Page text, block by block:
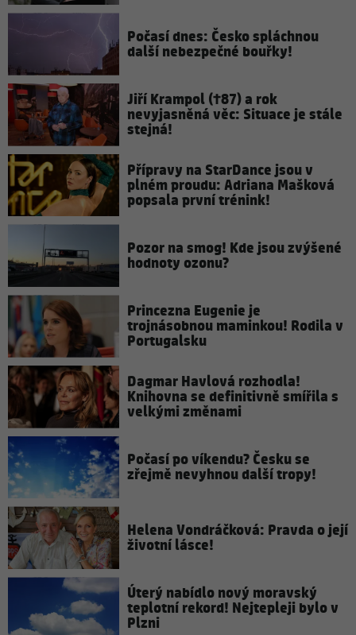
Počasí dnes: Česko spláchnou
další nebezpečné bouřky!
Jiří Krampol (†87) a rok
nevyjasněná věc: Situace je stále
stejná!
Přípravy na StarDance jsou v
plném proudu: Adriana Mašková
popsala první trénink!
Pozor na smog! Kde jsou zvýšené
hodnoty ozonu?
Princezna Eugenie je
trojnásobnou maminkou! Rodila v
Portugalsku
Dagmar Havlová rozhodla!
Knihovna se definitivně smířila s
velkými změnami
Počasí po víkendu? Česku se
zřejmě nevyhnou další tropy!
Helena Vondráčková: Pravda o její
životní lásce!
Úterý nabídlo nový moravský
teplotní rekord! Nejtepleji bylo v
Plzni